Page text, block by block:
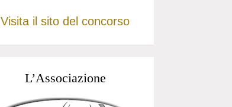
Visita il sito del concorso
L’Associazione